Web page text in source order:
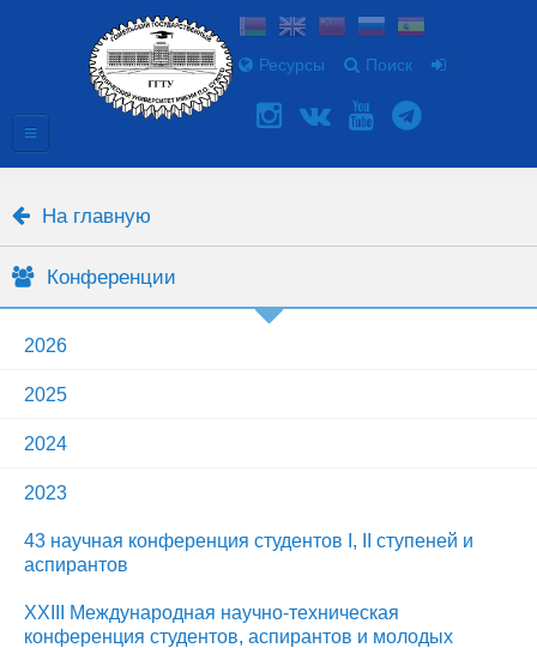
Ресурсы Поиск
На главную
Конференции
2026
2025
2024
2023
43 научная конференция студентов I, II ступеней и
аспирантов
XХIII Международная научно-техническая
конференция студентов, аспирантов и молодых